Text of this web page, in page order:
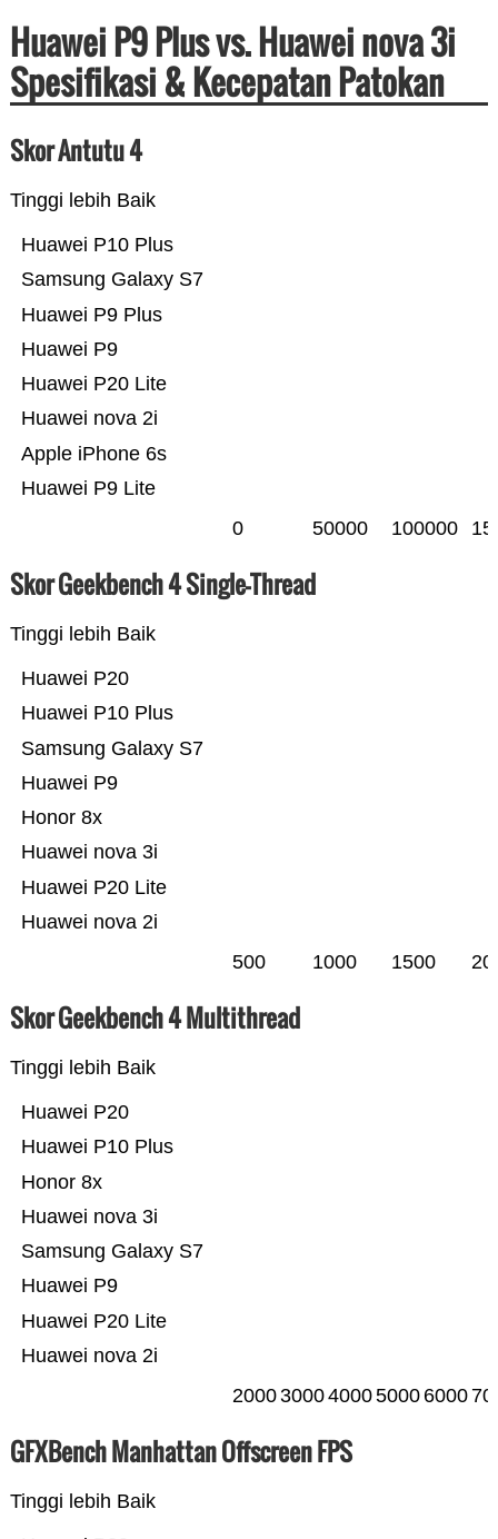
Huawei P9 Plus vs. Huawei nova 3i
Spesifikasi & Kecepatan Patokan
Skor Antutu 4
Tinggi lebih Baik
Huawei P9 Lite
Apple iPhone 6s
Huawei nova 2i
Huawei P20 Lite
Huawei P9
Huawei P9 Plus
Samsung Galaxy S7
Huawei P10 Plus
0 50000 100000
Skor Geekbench 4 Single-Thread
Tinggi lebih Baik
Huawei nova 2i
Huawei P20 Lite
Huawei nova 3i
Honor 8x
Huawei P9
Samsung Galaxy S7
Huawei P10 Plus
Huawei P20
500 1000 1500
Skor Geekbench 4 Multithread
Tinggi lebih Baik
Huawei nova 2i
Huawei P20 Lite
Huawei P9
Samsung Galaxy S7
Huawei nova 3i
Honor 8x
Huawei P10 Plus
Huawei P20
2000300040005000 6000
GFXBench Manhattan Offscreen FPS
Tinggi lebih Baik